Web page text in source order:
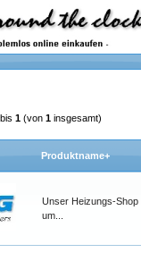
bis 1 (von 1 insgesamt)
Produktname+
Unser Heizungs-Shop
um...